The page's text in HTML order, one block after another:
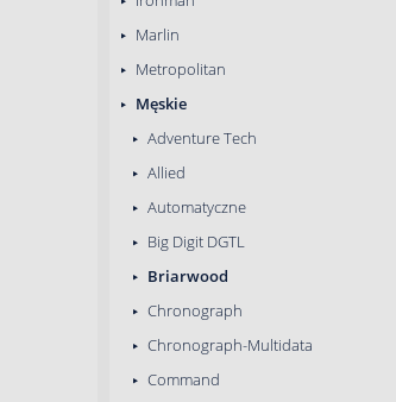
Marlin
Metropolitan
Męskie
Adventure Tech
Allied
Automatyczne
Big Digit DGTL
Briarwood
Chronograph
Chronograph-Multidata
Command